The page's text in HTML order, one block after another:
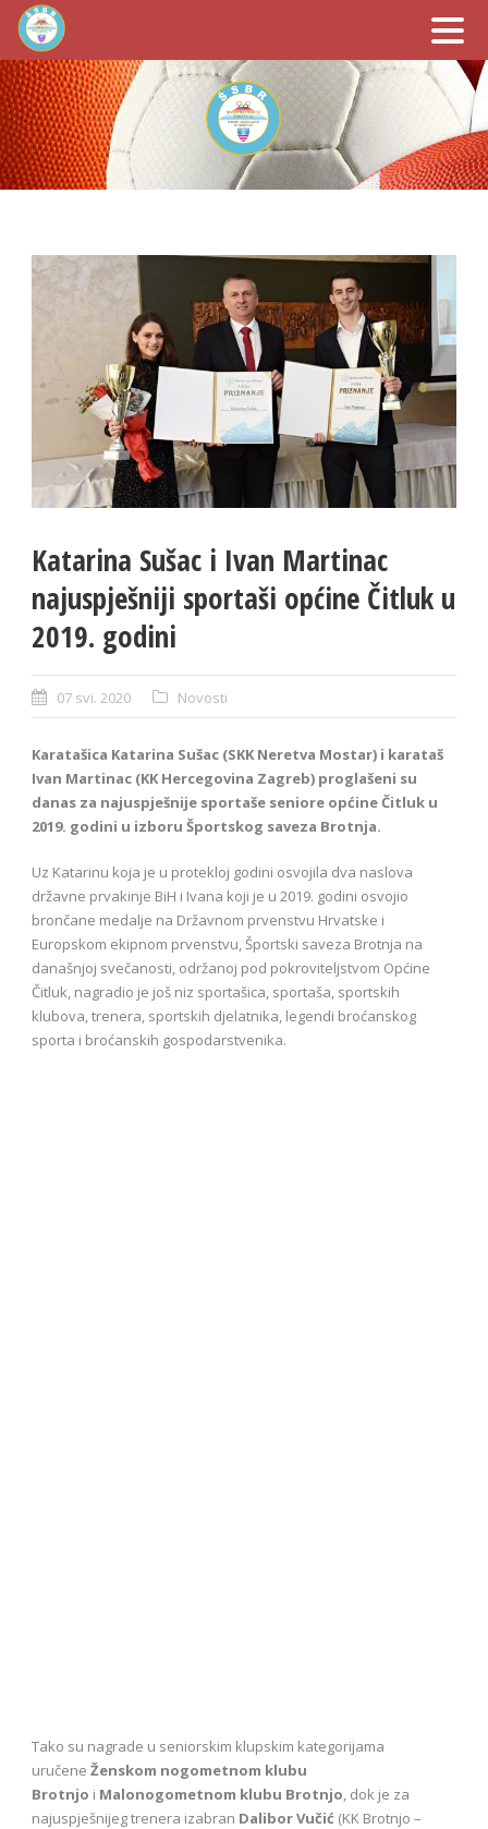
Katarina Sušac i Ivan Martinac
najuspješniji sportaši općine Čitluk u
2019. godini
07 svi. 2020 Novosti
Karatašica Katarina Sušac (SKK Neretva Mostar) i karataš
Ivan Martinac (KK Hercegovina Zagreb) proglašeni su
danas za najuspješnije sportaše seniore općine Čitluk u
2019. godini u izboru Športskog saveza Brotnja.
Uz Katarinu koja je u protekloj godini osvojila dva naslova
državne prvakinje BiH i Ivana koji je u 2019. godini osvojio
brončane medalje na Državnom prvenstvu Hrvatske i
Europskom ekipnom prvenstvu, Športski saveza Brotnja na
današnjoj svečanosti, održanoj pod pokroviteljstvom Općine
Čitluk, nagradio je još niz sportašica, sportaša, sportskih
klubova, trenera, sportskih djelatnika, legendi broćanskog
sporta i broćanskih gospodarstvenika.
Tako su nagrade u seniorskim klupskim kategorijama
uručene Ženskom nogometnom klubu
Brotnjo i Malonogometnom klubu Brotnjo , dok je za
najuspješnijeg trenera izabran Dalibor Vučić (KK Brotnjo –